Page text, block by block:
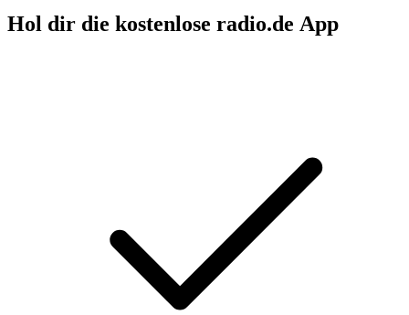
Hol dir die kostenlose radio.de App